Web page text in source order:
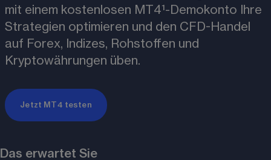
mit einem kostenlosen MT4¹-Demokonto Ihre
Strategien optimieren und den CFD-Handel
auf Forex, Indizes, Rohstoffen und
Kryptowährungen üben.
Jetzt MT4 testen
Das erwartet Sie